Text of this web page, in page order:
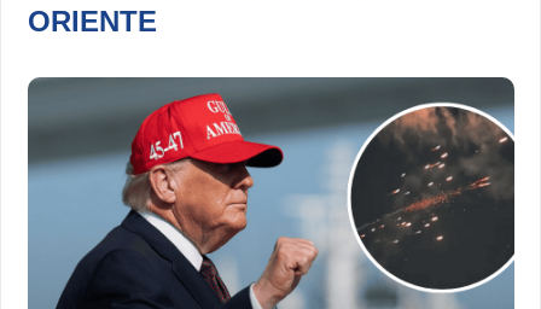
ORIENTE